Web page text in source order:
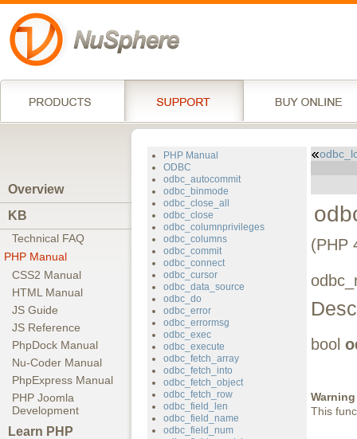
Overview
KB
Technical FAQ
PHP Manual
CSS2 Manual
HTML Manual
JS Guide
JS Reference
PhpDock Manual
Nu-Coder Manual
PhpExpress Manual
PHP Joomla
Development
Learn PHP
PHP Manual
ODBC
odbc_autocommit
odbc_binmode
odbc_close_all
odbc_close
odbc_columnprivileges
odbc_columns
odbc_commit
odbc_connect
odbc_cursor
odbc_data_source
odbc_do
odbc_error
odbc_errormsg
odbc_exec
odbc_execute
odbc_fetch_array
odbc_fetch_into
odbc_fetch_object
odbc_fetch_row
odbc_field_len
odbc_field_name
odbc_field_num
(PHP
bool
Warning
This